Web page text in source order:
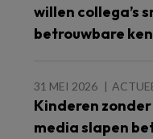
willen collega’s
betrouwbare
31 MEI 2026
Kinderen
media slapen